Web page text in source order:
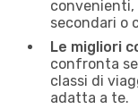
secondari o
Le migliori
confronta
classi di
adatta a te.